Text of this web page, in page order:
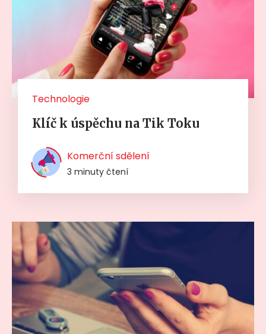
Technologie
Klíč k úspěchu na Tik Toku
Komerční sdělení
3 minuty čtení